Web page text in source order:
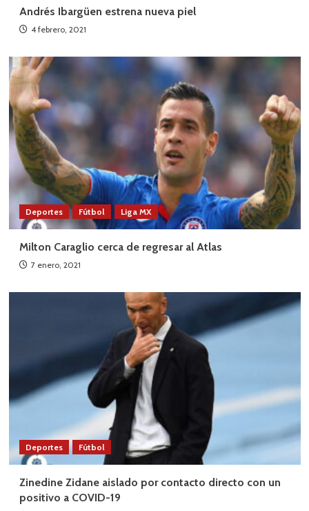
Andrés Ibargüen estrena nueva piel
4 febrero, 2021
Deportes Fútbol Liga MX
Milton Caraglio cerca de regresar al Atlas
7 enero, 2021
Deportes Fútbol
Zinedine Zidane aislado por contacto directo con un
positivo a COVID-19